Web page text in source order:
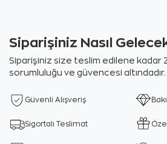
Siparişiniz Nasıl
Siparişiniz size teslim edilene kadar
sorumluluğu ve güvencesi altındadır.
Güvenli Alışveriş
Sigortalı Teslimat